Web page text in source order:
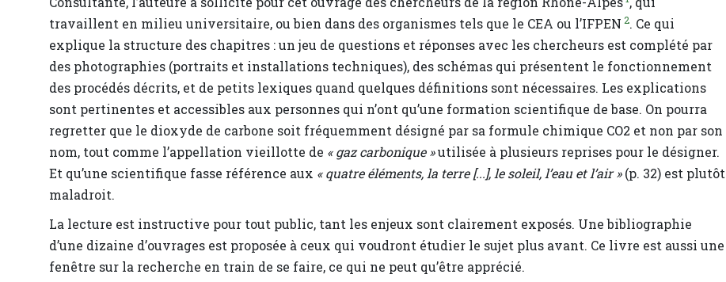
travaillent en milieu universitaire, ou bien dans des organismes tels que le CEA ou l’IFPEN 2. Ce qui
explique la structure des chapitres : un jeu de questions et réponses avec les chercheurs est complété par
des photographies (portraits et installations techniques), des schémas qui présentent le fonctionnement
des procédés décrits, et de petits lexiques quand quelques définitions sont nécessaires. Les explications
sont pertinentes et accessibles aux personnes qui n’ont qu’une formation scientifique de base. On pourra
regretter que le dioxyde de carbone soit fréquemment désigné par sa formule chimique CO2 et non par son
nom, tout comme l’appellation vieillotte de « gaz carbonique »utilisée à plusieurs reprises pour le désigner.
Et qu’une scientifique fasse référence aux « quatre éléments, la terre [...], le soleil, l’eau et l’air »(p. 32) est plutôt
maladroit.
La lecture est instructive pour tout public, tant les enjeux sont clairement exposés. Une bibliographie
d’une dizaine d’ouvrages est proposée à ceux qui voudront étudier le sujet plus avant. Ce livre est aussi une
fenêtre sur la recherche en train de se faire, ce qui ne peut qu’être apprécié.